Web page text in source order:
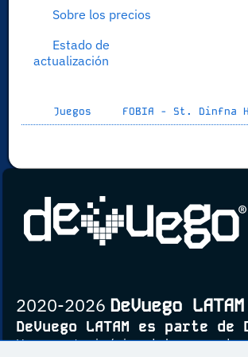
Sobre los precios
Estado de
actualización
Juegos FOBIA - St. Dinfna
2020-2026 DeVuego LATAM
DeVuego LATAM es parte de
Un proyecto sin ánimo de lucro creado